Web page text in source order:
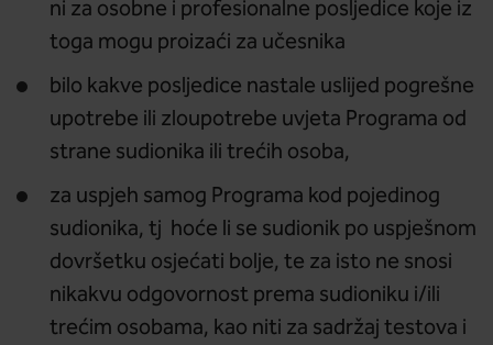
ni za osobne i profesionalne posljedice koje iz
toga mogu proizaći za učesnika
bilo kakve posljedice nastale uslijed pogrešne
upotrebe ili zloupotrebe uvjeta Programa od
strane sudionika ili trećih osoba,
za uspjeh samog Programa kod pojedinog
sudionika, tj hoće li se sudionik po uspješnom
dovršetku osjećati bolje, te za isto ne snosi
nikakvu odgovornost prema sudioniku i/ili
trećim osobama, kao niti za sadržaj testova i